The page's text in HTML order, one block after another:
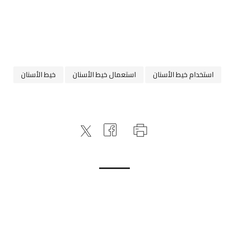
استخدام خيط الأسنان استعمال خيط الأسنان خيط الأسنان